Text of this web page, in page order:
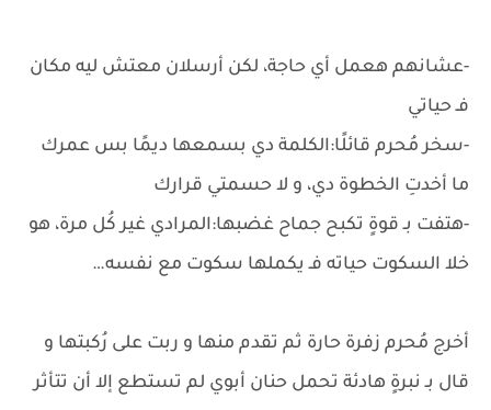
-عشانهم هعمل أي حاجة، لكن أرسلان معتش ليه مكان
فـ حياتي
-سخر مُحرم قائلًا:الكلمة دي بسمعها ديمًا بس عمرك
ما أخدتِ الخطوة دي، و لا حسمتي قرارك
-هتفت بـ قوةٍ تكبح جماح غضبها:المرادي غير كُل مرة، هو
خلا السكوت حياته فـ يكملها سكوت مع نفسه…
أخرج مُحرم زفرة حارة ثم تقدم منها و ربت على رُكبتها و
قال بـ نبرةٍ هادئة تحمل حنان أبوي لم تستطع إلا أن تتأثر